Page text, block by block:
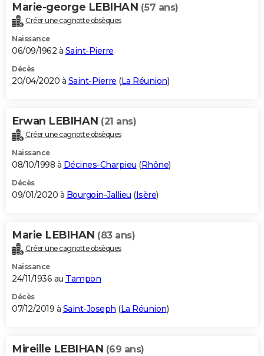
Marie-george LEBIHAN (57 ans)
Créer une cagnotte obsèques
Naissance
06/09/1962 à Saint-Pierre
Décès
20/04/2020 à Saint-Pierre (La Réunion)
Erwan LEBIHAN (21 ans)
Créer une cagnotte obsèques
Naissance
08/10/1998 à Décines-Charpieu (Rhône)
Décès
09/01/2020 à Bourgoin-Jallieu (Isère)
Marie LEBIHAN (83 ans)
Créer une cagnotte obsèques
Naissance
24/11/1936 au Tampon
Décès
07/12/2019 à Saint-Joseph (La Réunion)
Mireille LEBIHAN (69 ans)